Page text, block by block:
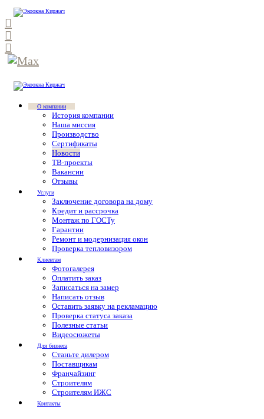
О компании
История компании
Наша миссия
Производство
Сертификаты
Новости
ТВ-проекты
Вакансии
Отзывы
Услуги
Заключение договора на дому
Кредит и рассрочка
Монтаж по ГОСТу
Гарантии
Ремонт и модернизация окон
Проверка тепловизором
Клиентам
Фотогалерея
Оплатить заказ
Записаться на замер
Написать отзыв
Оставить заявку на рекламацию
Проверка статуса заказа
Полезные статьи
Видеосюжеты
Для бизнеса
Станьте дилером
Поставщикам
Франчайзинг
Строителям
Строителям ИЖС
Контакты